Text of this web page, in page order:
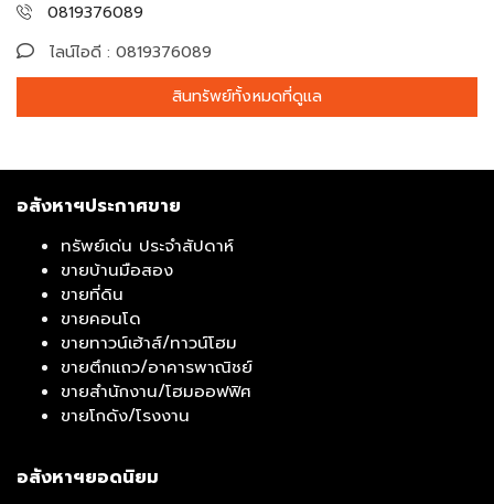
0819376089
ไลน์ไอดี : 0819376089
สินทรัพย์ทั้งหมดที่ดูแล
อสังหาฯประกาศขาย
ทรัพย์เด่น ประจำสัปดาห์
ขายบ้านมือสอง
ขายที่ดิน
ขายคอนโด
ขายทาวน์เฮ้าส์/ทาวน์โฮม
ขายตึกแถว/อาคารพาณิชย์
ขายสำนักงาน/โฮมออฟฟิศ
ขายโกดัง/โรงงาน
อสังหาฯยอดนิยม